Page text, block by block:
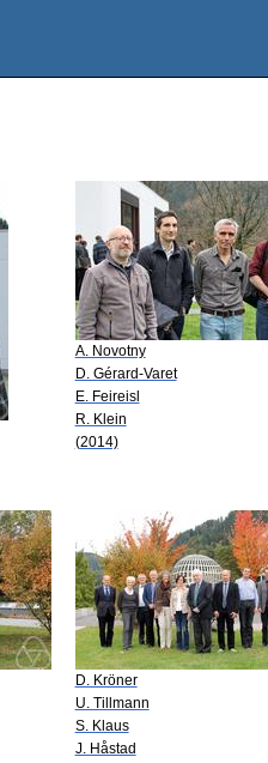
A. Novotny
D. Gérard-Varet
E. Feireisl
R. Klein
(2014)
D. Kröner
U. Tillmann
S. Klaus
J. Håstad